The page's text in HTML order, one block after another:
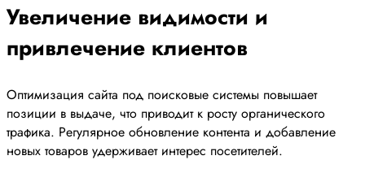
Увеличение видимости и
привлечение клиентов
Оптимизация сайта под поисковые системы повышает
позиции в выдаче, что приводит к росту органического
трафика. Регулярное обновление контента и добавление
новых товаров удерживает интерес посетителей.